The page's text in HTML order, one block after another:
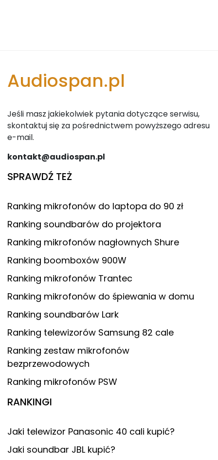
Audiospan.pl
Jeśli masz jakiekolwiek pytania dotyczące serwisu,
skontaktuj się za pośrednictwem powyższego adresu
e-mail.
kontakt@audiospan.pl
SPRAWDŹ TEŻ
Ranking mikrofonów do laptopa do 90 zł
Ranking soundbarów do projektora
Ranking mikrofonów nagłownych Shure
Ranking boomboxów 900W
Ranking mikrofonów Trantec
Ranking mikrofonów do śpiewania w domu
Ranking soundbarów Lark
Ranking telewizorów Samsung 82 cale
Ranking zestaw mikrofonów
bezprzewodowych
Ranking mikrofonów PSW
RANKINGI
Jaki telewizor Panasonic 40 cali kupić?
Jaki soundbar JBL kupić?